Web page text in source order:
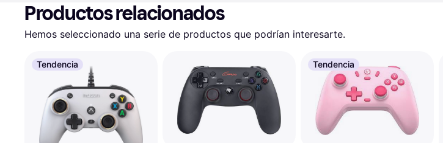
Productos relacionados
Hemos seleccionado una serie de productos que podrían interesarte.
Tendencia Tendencia